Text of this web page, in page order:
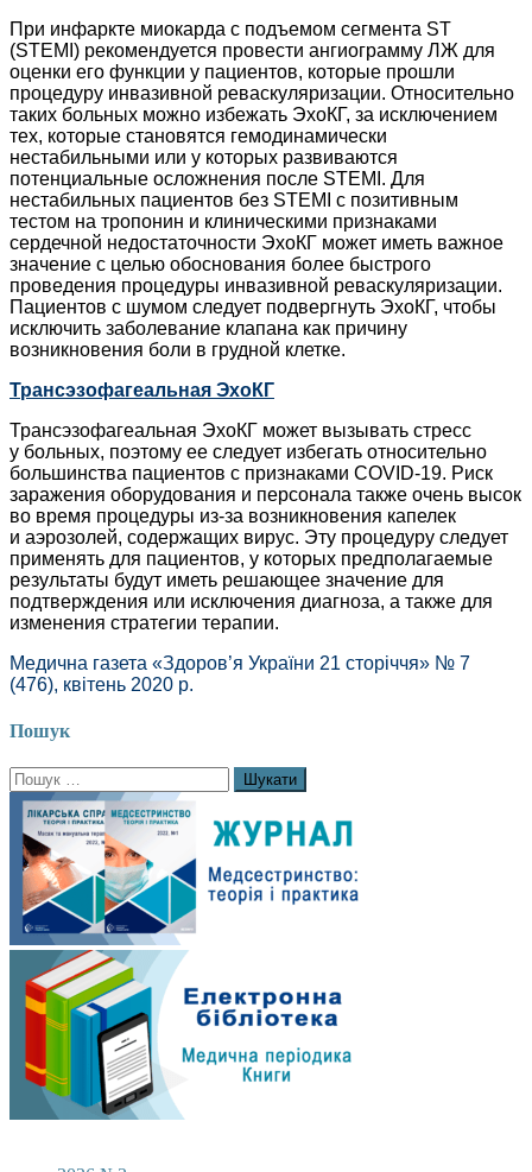
При инфаркте миокарда с подъемом сегмента ST
(STEMI) рекомендуется провести ангиограмму ЛЖ для
оценки его функции у пациентов, которые прошли
процедуру инвазивной реваскуляризации. Относительно
таких больных можно избежать ЭхоКГ, за исключением
тех, которые становятся гемодинамически
нестабильными или у которых развиваются
потенциальные осложнения после STEMI. Для
нестабильных пациентов без STEMI с позитивным
тестом на тропонин и клиническими признаками
сердечной недостаточности ЭхоКГ может иметь важное
значение с целью обоснования более быстрого
проведения процедуры инвазивной реваскуляризации.
Пациентов с шумом следует подвергнуть ЭхоКГ, чтобы
исключить заболевание клапана как причину
возникновения боли в грудной клетке.
Трансэзофагеальная ЭхоКГ
Трансэзофагеальная ЭхоКГ может вызывать стресс
у больных, поэтому ее следует избегать относительно
большинства пациентов с признаками COVID‑19. Риск
заражения оборудования и персонала также очень высок
во время процедуры из-за возникновения капелек
и аэрозолей, содержащих вирус. Эту процедуру следует
применять для пациентов, у которых предполагаемые
результаты будут иметь решающее значение для
подтверждения или исключения диагноза, а также для
изменения стратегии терапии.
Медична газета «Здоров’я України 21 сторіччя» № 7
(476), квітень 2020 р.
Пошук
Пошук: